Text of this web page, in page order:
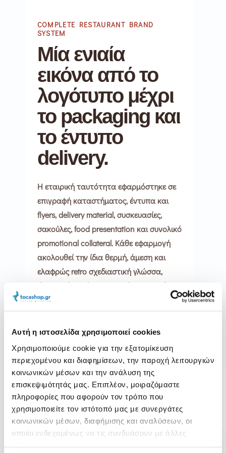
Αυτή η ιστοσελίδα χρησιμοποιεί cookies
Χρησιμοποιούμε cookie για την εξατομίκευση
περιεχομένου και διαφημίσεων, την παροχή λειτουργιών
κοινωνικών μέσων και την ανάλυση της
επισκεψιμότητάς μας. Επιπλέον, μοιραζόμαστε
πληροφορίες που αφορούν τον τρόπο που
χρησιμοποιείτε τον ιστότοπό μας με συνεργάτες
κοινωνικών μέσων, διαφήμισης και αναλύσεων, οι
οποίοι ενδεχομένως να τις συνδυάσουν με άλλες
COMPLETE RESTAURANT BRAND
SYSTEM
Μία ενιαία
εικόνα από το
λογότυπο μέχρι
το packaging και
το έντυπο
delivery.
Η εταιρική ταυτότητα εφαρμόστηκε σε
επιγραφή καταστήματος, έντυπα και
flyers, delivery material, συσκευασίες,
σακούλες, food presentation και συνολικό
promotional collateral. Κάθε εφαρμογή
ακολουθεί την ίδια θερμή, άμεση και
ελαφρώς retro σχεδιαστική γλώσσα,
ώστε το brand να παραμένει συνεπές σε
κάθε επαφή με τον πελάτη.
01
Logo & Signature Typography
Σχεδιασμός λογοτύπου και ιδιαίτερης γραφής
που θυμίζει προσωπική υπογραφή.
02
o